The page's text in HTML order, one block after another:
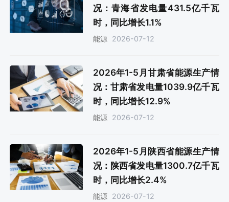
况：青海省发电量431.5亿千瓦
时，同比增长1.1%
能源 2026-07-12
2026年1-5月甘肃省能源生产情
况：甘肃省发电量1039.9亿千瓦
时，同比增长12.9%
能源 2026-07-12
2026年1-5月陕西省能源生产情
况：陕西省发电量1300.7亿千瓦
时，同比增长2.4%
能源 2026-07-12